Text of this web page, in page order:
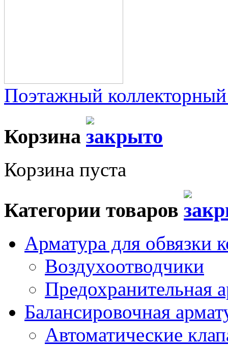
Поэтажный
Корзина
Корзина пуста
Категории товаров
Арматура для обвязки
Воздухоотводчики
Предохранительная
Балансировочная
Автоматические